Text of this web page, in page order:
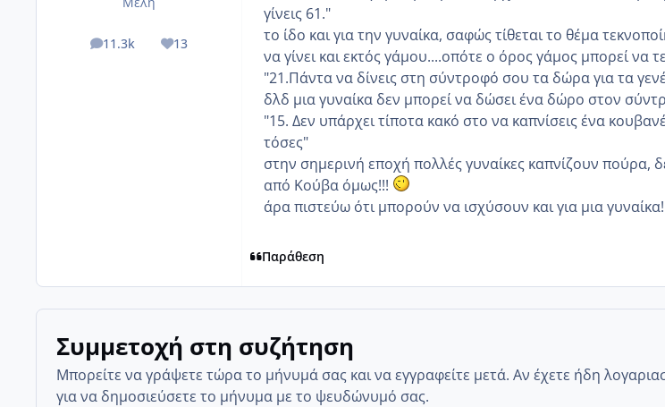
11.3k
posts 13
Reputation
γίνεις 61."
το ίδο και για την γυναίκα, σαφώς τίθεται το θέμα
να γίνει και εκτός γάμου....οπότε ο όρος γάμος μπορεί να
"21.Πάντα να δίνεις στη σύντροφό σου τα δώρα για τα
δλδ μια γυναίκα δεν μπορεί να δώσει ένα δώρο στον
"15. Δεν υπάρχει τίποτα κακό στο να καπνίσεις ένα
τόσες"
στην σημερινή εποχή πολλές γυναίκες καπνίζουν πούρα,
από Κούβα όμως!!!
άρα πιστεύω ότι μπορούν να ισχύσουν και για μια
Παράθεση
Συμμετοχή στη συζήτηση
Μπορείτε να γράψετε τώρα το μήνυμά σας και να εγγραφείτε μετά. Αν έχετε ήδη
για να δημοσιεύσετε το μήνυμα με το ψευδώνυμό σας.